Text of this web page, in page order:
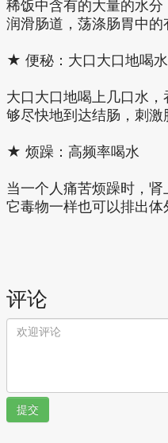
稀饭中含有的大量的水
润滑肠道，荡涤肠胃中的
★ 便秘：大口大口地喝水
大口大口地喝上几口水
够尽快地到达结肠，刺激
★ 烦躁：高频率喝水
当一个人痛苦烦躁时，
它毒物一样也可以排出体
评论
提交